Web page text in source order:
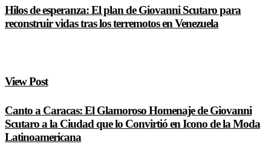
Hilos de esperanza: El plan de Giovanni Scutaro para
reconstruir vidas tras los terremotos en Venezuela
View Post
Canto a Caracas: El Glamoroso Homenaje de Giovanni
Scutaro a la Ciudad que lo Convirtió en Icono de la Moda
Latinoamericana